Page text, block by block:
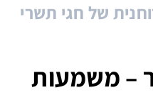
של חגי תשרי
– משמעות